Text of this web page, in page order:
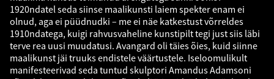
1920ndatel seda siinse maalikunsti laiem spekter enam ei
olnud, aga ei püüdnudki – me ei näe katkestust võrreldes
1910ndatega, kuigi rahvusvaheline kunstipilt tegi just siis läbi
terve rea uusi muudatusi. Avangard oli täies õies, kuid siinne
maalikunst jäi truuks endistele väärtustele. Iseloomulikult
manifesteerivad seda tuntud skulptori Amandus Adamsoni